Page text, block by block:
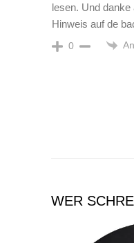
lesen. Und
Hinweis auf de
0
WER